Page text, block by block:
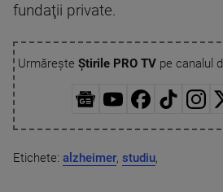
fundaţii private.
Urmărește Știrile PRO TVpe canalul
Etichete: alzheimer, studiu,